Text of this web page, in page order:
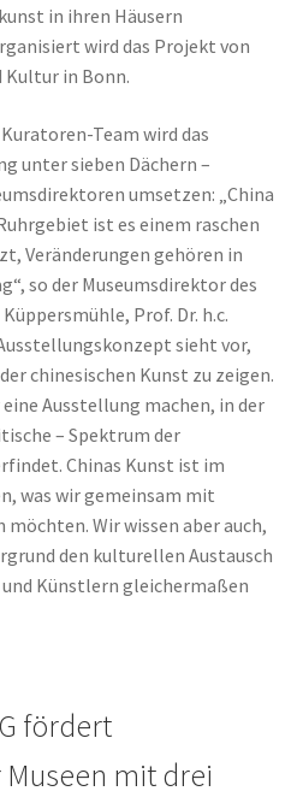
in ihren Häusern
wird das Projekt von
Kultur in Bonn.
Team wird das
unter sieben Dächern –
umsetzen: „China
ist es einem raschen
Veränderungen gehören in
so der Museumsdirektor des
Prof. Dr. h.c.
sieht vor,
chinesischen Kunst zu zeigen.
Ausstellung machen, in der
– Spektrum der
Chinas Kunst ist im
was wir gemeinsam mit
Wir wissen aber auch,
den kulturellen Austausch
Künstlern gleichermaßen
fördert
mit drei